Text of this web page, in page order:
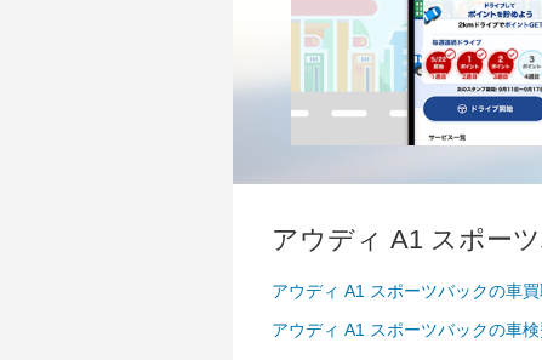
アウディ A1 スポー
アウディ A1 スポーツバックの車
アウディ A1 スポーツバックの車